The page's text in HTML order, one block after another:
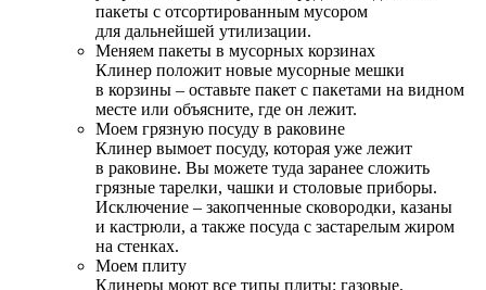
пакеты с отсортированным мусором
для дальнейшей утилизации.
Меняем пакеты в мусорных корзинах
Клинер положит новые мусорные мешки
в корзины – оставьте пакет с пакетами на видном
месте или объясните, где он лежит.
Моем грязную посуду в раковине
Клинер вымоет посуду, которая уже лежит
в раковине. Вы можете туда заранее сложить
грязные тарелки, чашки и столовые приборы.
Исключение – закопченные сковородки, казаны
и кастрюли, а также посуда с застарелым жиром
на стенках.
Моем плиту
Клинеры моют все типы плиты: газовые,